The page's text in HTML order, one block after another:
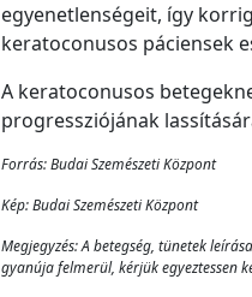
egyenetlenségeit, így
keratoconusos páciensek
A keratoconusos
progressziójának
Forrás: Budai Szemészeti Központ
Kép: Budai Szemészeti Központ
Megjegyzés: A betegség, tünetek
gyanúja felmerül, kérjük egyeztessen